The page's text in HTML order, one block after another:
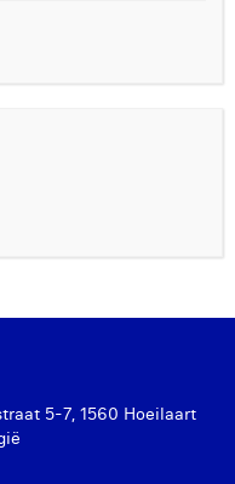
5-7, 1560 Hoeilaart